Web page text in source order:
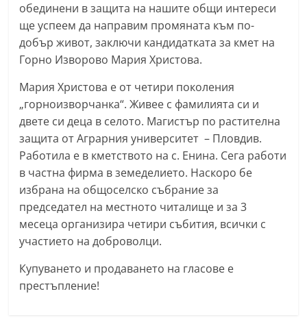
n
l
a
c
o
m
обединени в защита на нашите общи интереси
ще успеем да направим промяната към по-
добър живот, заключи кандидатката за кмет на
Горно Изворово Мария Христова.
Мария Христова е от четири поколения
„горноизворчанка“. Живее с фамилията си и
двете си деца в селото. Магистър по растителна
защита от Аграрния университет – Пловдив.
Работила е в кметството на с. Енина. Сега работи
в частна фирма в земеделието. Наскоро бе
избрана на общоселско събрание за
председател на местното читалище и за 3
месеца организира четири събития, всички с
участието на доброволци.
Купуването и продаването на гласове е
престъпление!